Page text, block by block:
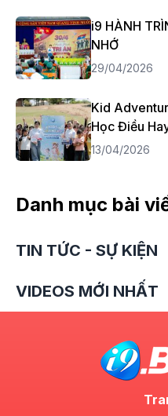
i9 HÀNH
NHỚ
29/04/2026
Kid
Học Điều
13/04/2026
Danh mục bài
TIN TỨC - SỰ KIỆN
VIDEOS MỚI NHẤT